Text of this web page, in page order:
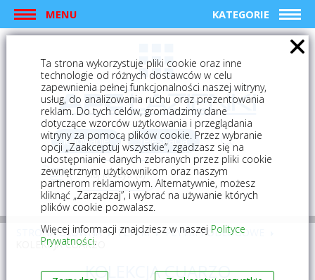
MENU KATEGORIE
logowanie rejestracja
Mój koszyk (0)
STRONA GŁÓWNA PŁYTKI
PŁYTKI PODŁOGOWE
KOLEKCJA CUARZO
KOLEKCJA CUARZO
Ta strona wykorzystuje pliki cookie oraz inne
technologie od różnych dostawców w celu
zapewnienia pełnej funkcjonalności naszej witryny,
usług, do analizowania ruchu oraz prezentowania
reklam. Do tych celów, gromadzimy dane
dotyczące wzorców użytkowania i przeglądania
witryny za pomocą plików cookie. Przez wybranie
opcji „Zaakceptuj wszystkie”, zgadzasz się na
udostępnianie danych zebranych przez pliki cookie
zewnętrznym użytkownikom oraz naszym
partnerom reklamowym. Alternatywnie, możesz
kliknąć „Zarządzaj”, i wybrać na używanie których
plików cookie pozwalasz.
Więcej informacji znajdziesz w naszej Polityce
Prywatności.